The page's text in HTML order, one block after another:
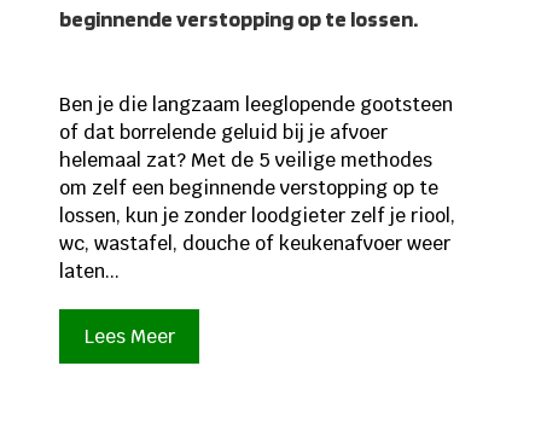
beginnende verstopping op te lossen.
Ben je die langzaam leeglopende gootsteen
of dat borrelende geluid bij je afvoer
helemaal zat? Met de 5 veilige methodes
om zelf een beginnende verstopping op te
lossen, kun je zonder loodgieter zelf je riool,
wc, wastafel, douche of keukenafvoer weer
laten...
Lees Meer